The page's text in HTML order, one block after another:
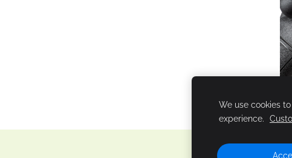
We use cookies
experience.